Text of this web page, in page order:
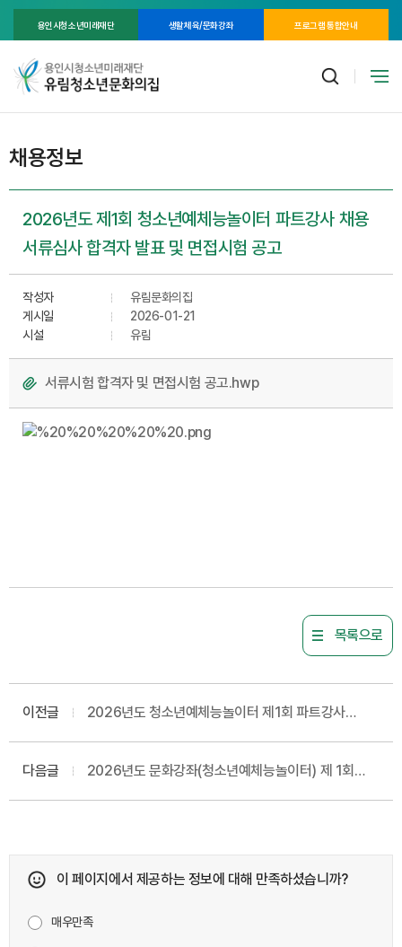
용인시청소년미래재단 생활체육/문화강좌 프로그램 통합안내
채용정보
2026년도 제1회 청소년예체능놀이터 파트강사 채용
서류심사 합격자 발표 및 면접시험 공고
작성자
유림문화의집
게시일
2026-01-21
시설
유림
서류시험 합격자 및 면접시험 공고.hwp
목록으로
이전글
2026년도 청소년예체능놀이터 제1회 파트강사
다음글
2026년도 문화강좌(청소년예체능놀이터) 제 1회
이 페이지에서 제공하는 정보에 대해 만족하셨습니까?
매우만족